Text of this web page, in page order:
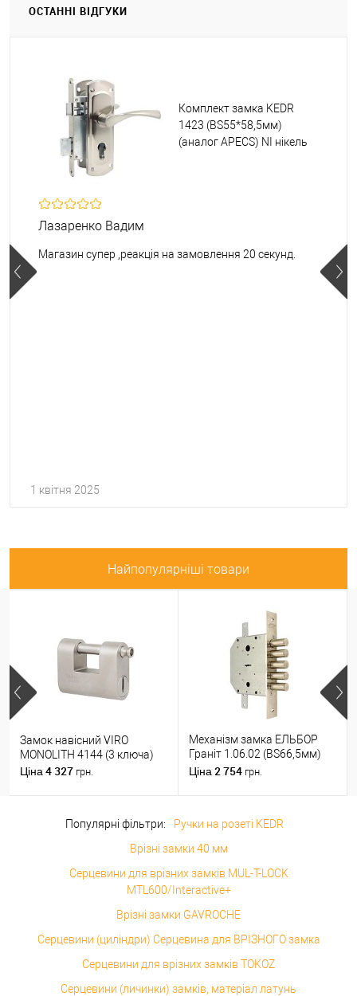
ОСТАННІ ВІДГУКИ
Комплект замка KEDR
1423 (BS55*58,5мм)
(аналог APECS) NI нікель
Лазаренко Вадим
Магазин супер ,реакція на замовлення 20 секунд.
1 квітня 2025
Найпопулярніші товари
Замок навісний VIRO
MONOLITH 4144 (3 ключа)
Ціна 4 327 грн.
Механізм замка ЕЛЬБОР
Граніт 1.06.02 (BS66,5мм)
(н)
Ціна 2 754 грн.
Популярні фільтри:
Ручки на розеті KEDR
Врізні замки 40 мм
Серцевини для врізних замків MUL-T-LOCK
MTL600/Interactive+
Врізні замки GAVROCHE
Серцевини (циліндри) Серцевина для ВРІЗНОГО замка
Серцевини для врізних замків TOKOZ
Серцевини (личинки) замків, матеріал латунь